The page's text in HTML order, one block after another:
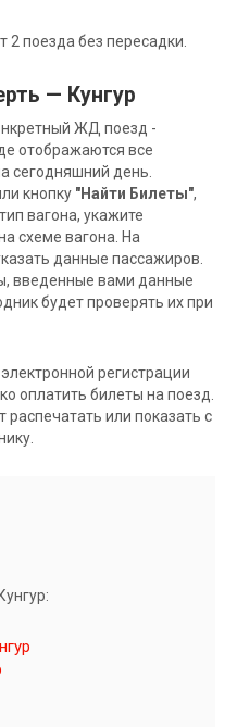
2 поезда без пересадки.
— Кунгур
ЖД поезд -
отображаются все
сегодняшний день.
кнопку "Найти Билеты",
вагона, укажите
схеме вагона. На
данные пассажиров.
введенные вами данные
будет проверять их при
регистрации
оплатить билеты на поезд.
или показать с